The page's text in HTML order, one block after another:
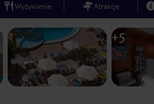
Wyżywienie Atrakcje
+5